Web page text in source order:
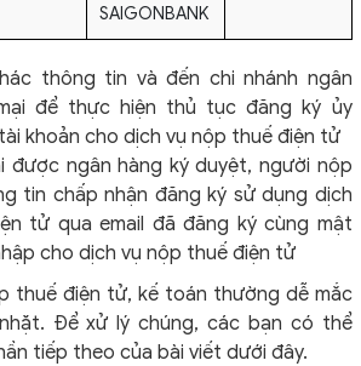
SAIGONBANK
thông tin và đến chi nhánh ngân
để thực hiện thủ tục đăng ký ủy
khoản cho dịch vụ nộp thuế điện tử
được ngân hàng ký duyệt, người nộp
tin chấp nhận đăng ký sử dụng dịch
tử qua email đã đăng ký cùng mật
cho dịch vụ nộp thuế điện tử
thuế điện tử, kế toán thường dễ mắc
Để xử lý chúng, các bạn có thể
tiếp theo của bài viết dưới đây.